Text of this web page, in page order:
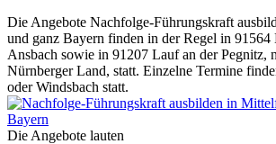
Die Angebote Nachfolge-Führungskraft
und ganz Bayern finden in der Regel in 91564
Ansbach sowie in 91207 Lauf an der Pegnitz,
Nürnberger Land, statt. Einzelne Termine
oder Windsbach statt.
Die Angebote lauten